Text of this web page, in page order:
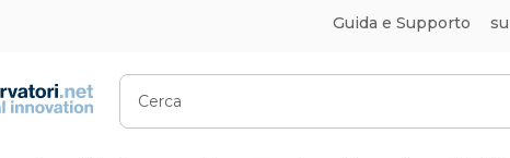
Guida e Supporto
Cerca